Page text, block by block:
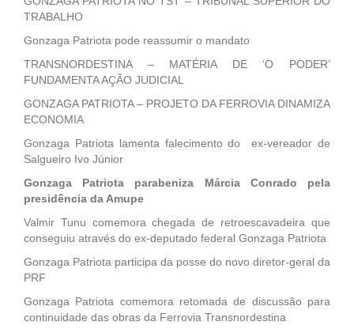
TRABALHO
Gonzaga Patriota pode reassumir o mandato
TRANSNORDESTINA – MATÉRIA DE ‘O PODER’
FUNDAMENTA AÇÃO JUDICIAL
GONZAGA PATRIOTA – PROJETO DA FERROVIA DINAMIZA
ECONOMIA
Gonzaga Patriota lamenta falecimento do ex-vereador de
Salgueiro Ivo Júnior
Gonzaga Patriota parabeniza Márcia Conrado pela
presidência da Amupe
Valmir Tunu comemora chegada de retroescavadeira que
conseguiu através do ex-deputado federal Gonzaga Patriota
Gonzaga Patriota participa da posse do novo diretor-geral da
PRF
Gonzaga Patriota comemora retomada de discussão para
continuidade das obras da Ferrovia Transnordestina